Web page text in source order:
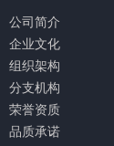
公司简介
企业文化
组织架构
分支机构
荣誉资质
品质承诺